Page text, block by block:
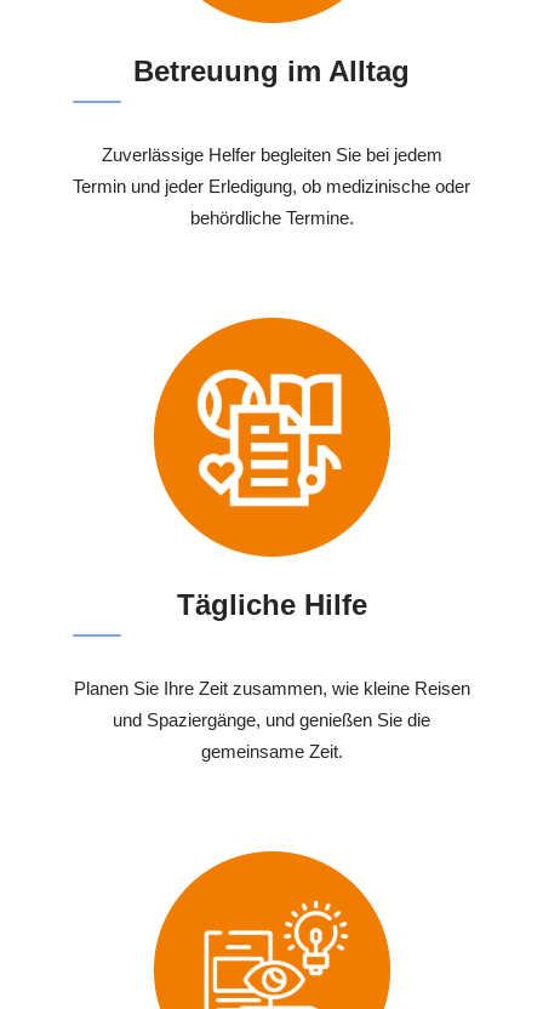
Betreuung im Alltag
Zuverlässige Helfer begleiten Sie bei jedem
Termin und jeder Erledigung, ob medizinische oder
behördliche Termine.
Tägliche Hilfe
Planen Sie Ihre Zeit zusammen, wie kleine Reisen
und Spaziergänge, und genießen Sie die
gemeinsame Zeit.